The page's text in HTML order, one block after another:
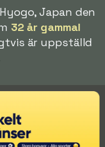
Japan den
32 år gammal
är uppställd